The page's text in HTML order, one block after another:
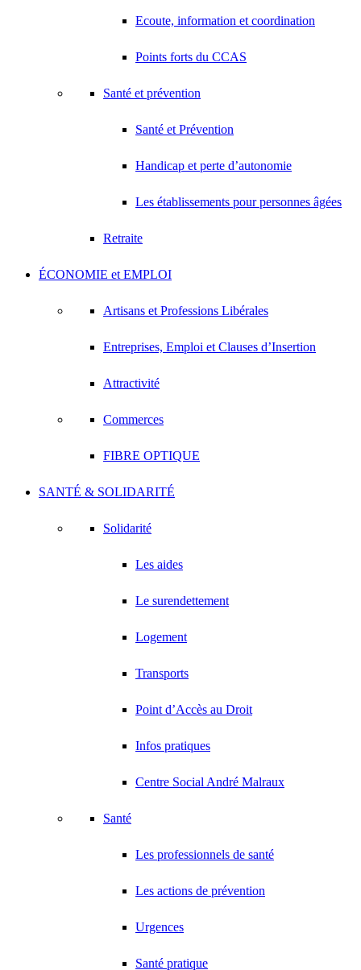
Ecoute, information et coordination
Points forts du CCAS
Santé et prévention
Santé et Prévention
Handicap et perte d’autonomie
Les établissements pour personnes âgées
Retraite
ÉCONOMIE et EMPLOI
Artisans et Professions Libérales
Entreprises, Emploi et Clauses d’Insertion
Attractivité
Commerces
FIBRE OPTIQUE
SANTÉ & SOLIDARITÉ
Solidarité
Les aides
Le surendettement
Logement
Transports
Point d’Accès au Droit
Infos pratiques
Centre Social André Malraux
Santé
Les professionnels de santé
Les actions de prévention
Urgences
Santé pratique